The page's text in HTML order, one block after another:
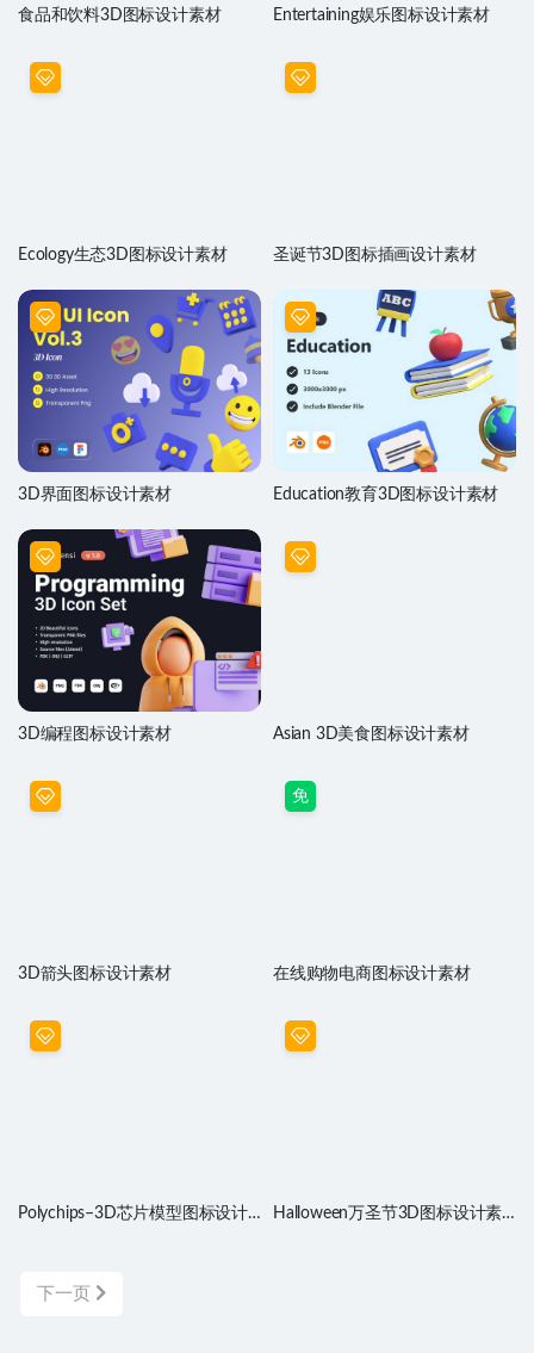
食品和饮料3D图标设计素材 Entertaining娱乐图标设计素材
Ecology生态3D图标设计素材 圣诞节3D图标插画设计素材
3D界面图标设计素材 Education教育3D图标设计素材
3D编程图标设计素材 Asian 3D美食图标设计素材
3D箭头图标设计素材
免
在线购物电商图标设计素材
Polychips–3D芯片模型图标设计
Halloween万圣节3D图标设计素
下一页